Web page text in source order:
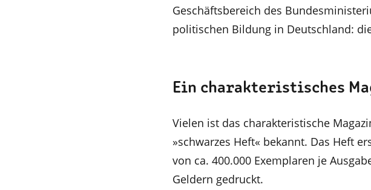
Geschäftsbereich des
politischen Bildung in Deutschland:
Ein charakteristisches
Vielen ist das charakteristische
»schwarzes Heft« bekannt. Das Heft
von ca. 400.000 Exemplaren je
Geldern gedruckt.